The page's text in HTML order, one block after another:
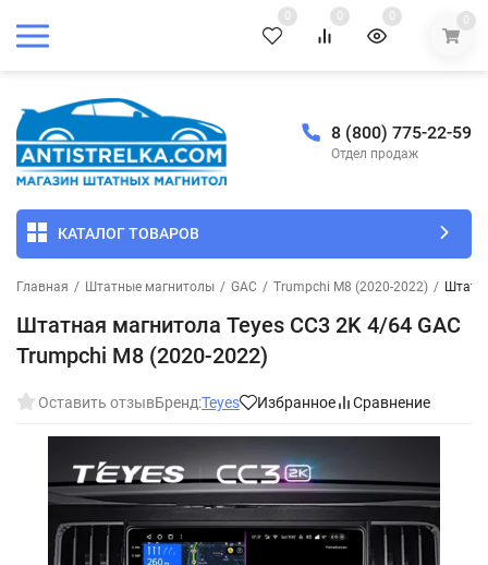
0 0 0 0
8 (800) 775-22-59
Отдел продаж
КАТАЛОГ ТОВАРОВ
Главная / Штатные магнитолы / GAC / Trumpchi M8 (2020-2022) /
Штатная магнитола Teyes CC3 2K 4/64 GAC
Trumpchi M8 (2020-2022)
Оставить отзывБренд:Teyes Избранное Сравнение